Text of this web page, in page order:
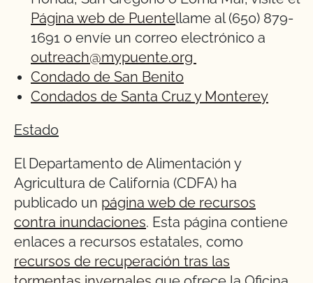
Página web de Puentellame al (650) 879-
1691 o envíe un correo electrónico a
outreach@mypuente.org
Condado de San Benito
Condados de Santa Cruz y Monterey
Estado
El Departamento de Alimentación y
Agricultura de California (CDFA) ha
publicado un página web de recursos
contra inundaciones. Esta página contiene
enlaces a recursos estatales, como
recursos de recuperación tras las